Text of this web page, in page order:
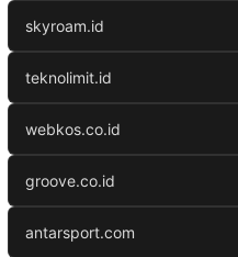
skyroam.id
teknolimit.id
webkos.co.id
groove.co.id
antarsport.com